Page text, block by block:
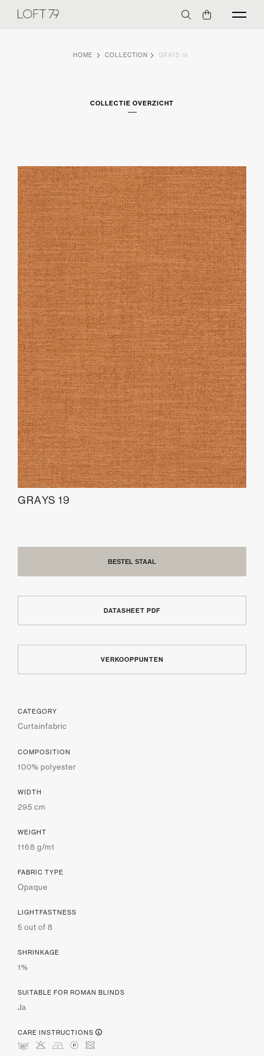
HOME COLLECTION GRAYS 19
COLLECTIE OVERZICHT
GRAYS 19
BESTEL STAAL
DATASHEET PDF
VERKOOPPUNTEN
CATEGORY
Curtainfabric
COMPOSITION
100% polyester
WIDTH
295 cm
WEIGHT
1168 g/m1
FABRIC TYPE
Opaque
LIGHTFASTNESS
5 out of 8
SHRINKAGE
1%
SUITABLE FOR ROMAN BLINDS
Ja
CARE INSTRUCTIONS
mHDLU